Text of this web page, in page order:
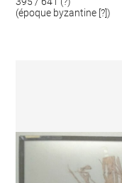
(époque byzantine [?])